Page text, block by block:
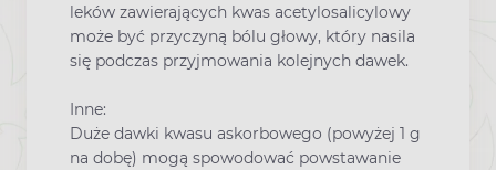
leków zawierających kwas acetylosalicylowy
może być przyczyną bólu głowy, który nasila
się podczas przyjmowania kolejnych dawek.
Inne:
Duże dawki kwasu askorbowego (powyżej 1 g
na dobę) mogą spowodować powstawanie